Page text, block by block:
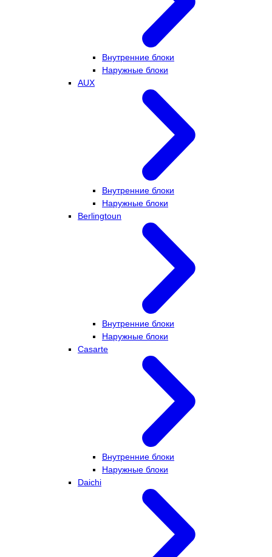
Внутренние блоки
Наружные блоки
AUX
Внутренние блоки
Наружные блоки
Berlingtoun
Внутренние блоки
Наружные блоки
Casarte
Внутренние блоки
Наружные блоки
Daichi